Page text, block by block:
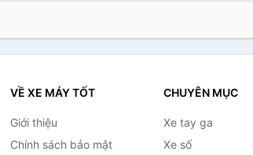
VỀ XE MÁY TỐT
Giới thiệu
Chính sách bảo mật
CHUYÊN MỤC
Xe tay ga
Xe số